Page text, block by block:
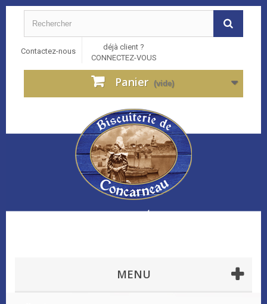
Contactez-nous
déjà client ?
CONNECTEZ-VOUS
Panier (vide)
MENU